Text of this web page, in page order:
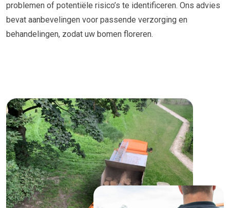
problemen of potentiële risico’s te identificeren. Ons advies
bevat aanbevelingen voor passende verzorging en
behandelingen, zodat uw bomen floreren.